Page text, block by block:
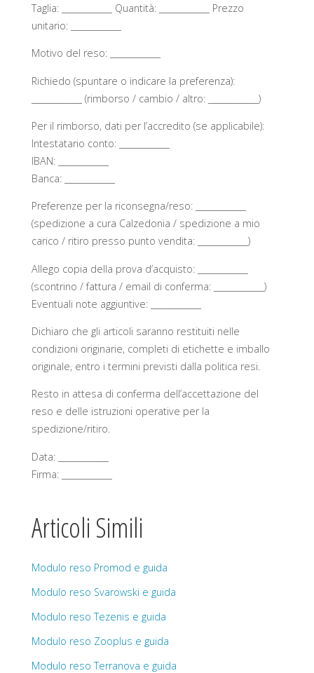
Taglia: ____________ Quantità: ____________ Prezzo
unitario: ____________
Motivo del reso: ____________
Richiedo (spuntare o indicare la preferenza):
____________ (rimborso / cambio / altro: ____________)
Per il rimborso, dati per l’accredito (se applicabile):
Intestatario conto: ____________
IBAN: ____________
Banca: ____________
Preferenze per la riconsegna/reso: ____________
(spedizione a cura Calzedonia / spedizione a mio
carico / ritiro presso punto vendita: ____________)
Allego copia della prova d’acquisto: ____________
(scontrino / fattura / email di conferma: ____________)
Eventuali note aggiuntive: ____________
Dichiaro che gli articoli saranno restituiti nelle
condizioni originarie, completi di etichette e imballo
originale, entro i termini previsti dalla politica resi.
Resto in attesa di conferma dell’accettazione del
reso e delle istruzioni operative per la
spedizione/ritiro.
Data: ____________
Firma: ____________
Articoli Simili
Modulo reso Promod e guida
Modulo reso Svarowski e guida
Modulo reso Tezenis e guida
Modulo reso Zooplus e guida
Modulo reso Terranova e guida